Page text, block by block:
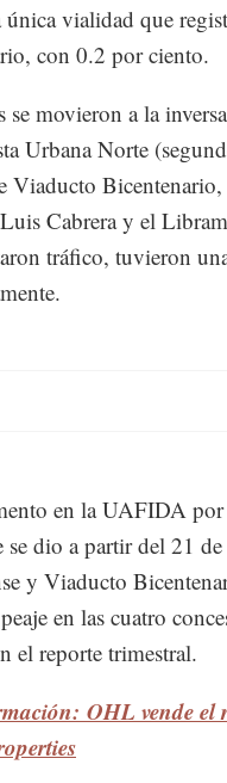
vialidad que
con 0.2 por ciento.
se movieron a la
Urbana Norte
Viaducto
Cabrera y el
tráfico, tuvieron
en la UAFIDA por
se dio a partir del 21
y Viaducto
en las cuatro
el reporte trimestral.
OHL vende el